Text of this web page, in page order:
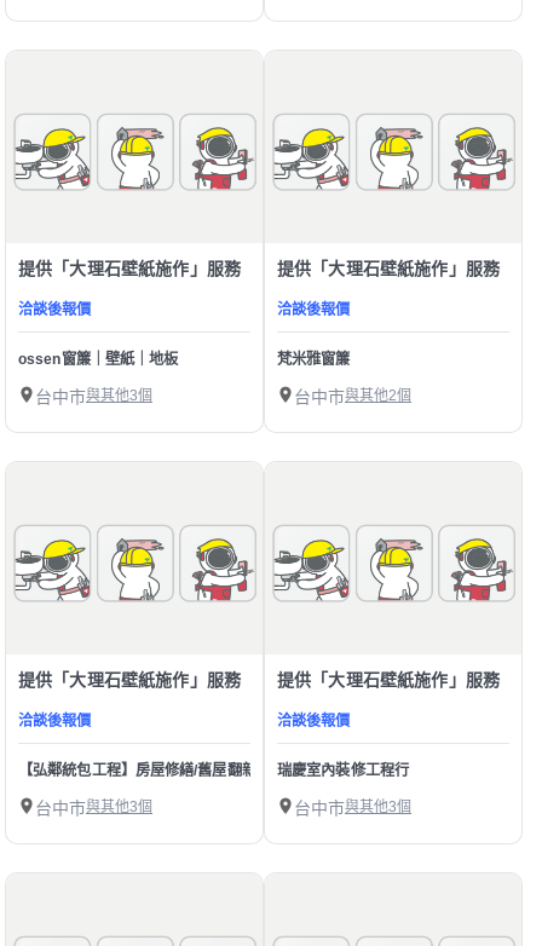
提供「大理石壁紙施作」服務
洽談後報價
ossen窗簾｜壁紙｜地板
台中市與其他3個
提供「大理石壁紙施作」服務
洽談後報價
梵米雅窗簾
台中市與其他2個
提供「大理石壁紙施作」服務
洽談後報價
【弘鄰統包工程】房屋修繕/舊屋翻新/裝潢
台中市與其他3個
提供「大理石壁紙施作」服務
洽談後報價
瑞慶室內裝修工程行
台中市與其他3個